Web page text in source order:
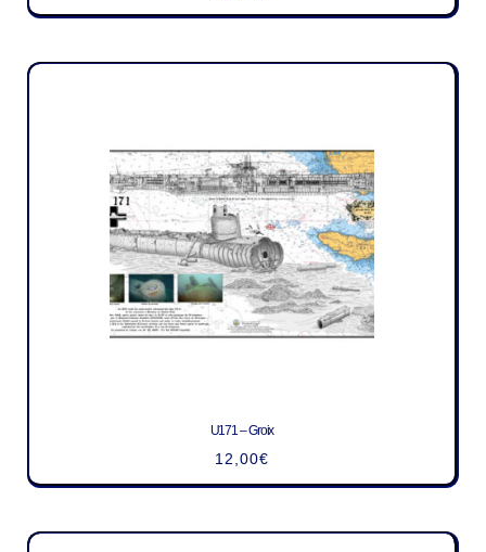
U171 – Groix
12,00€